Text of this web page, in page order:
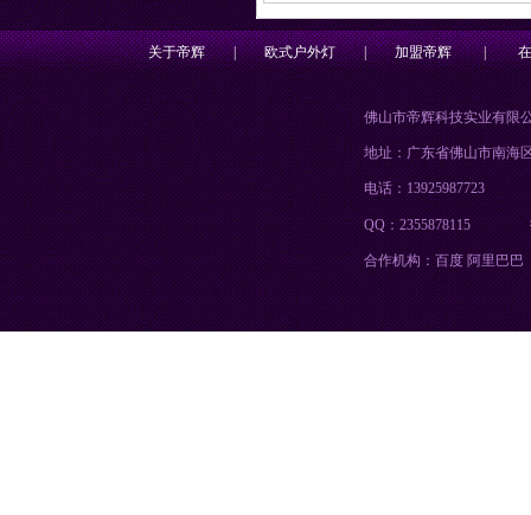
关于帝辉 | 欧式户外灯 | 加盟帝辉 |
佛山市帝辉科技实业有限
地址：广东省佛山市南海
电话：13925987723
QQ：2355878115
合作机构：百度 阿里巴巴